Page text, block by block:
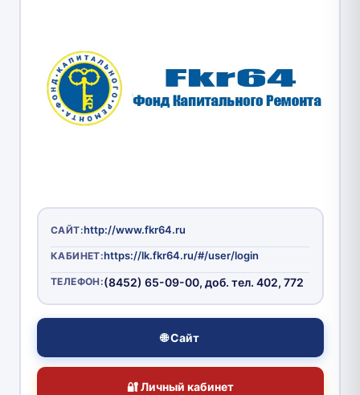
САЙТ:http://www.fkr64.ru
КАБИНЕТ:https://lk.fkr64.ru/#/user/login
ТЕЛЕФОН:(8452) 65-09-00, доб. тел. 402, 772
🌐 Сайт
🔐 Личный кабинет